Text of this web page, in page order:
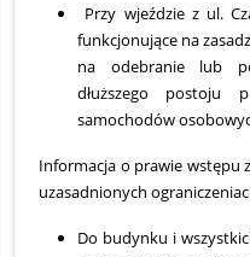
Przy wjeździe z ul.
funkcjonujące na
na odebranie lub
dłuższego postoju
samochodów
Informacja o prawie wstępu
uzasadnionych
Do budynku i